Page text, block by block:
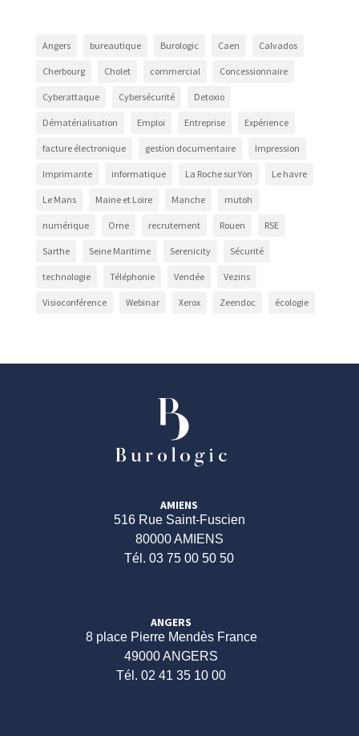
Angers bureautique Burologic Caen Calvados
Cherbourg Cholet commercial Concessionnaire
Cyberattaque Cybersécurité Detoxio
Dématérialisation Emploi Entreprise Expérience
facture électronique gestion documentaire Impression
Imprimante informatique La Roche sur Yon Le havre
Le Mans Maine et Loire Manche mutoh
numérique Orne recrutement Rouen RSE
Sarthe Seine Maritime Serenicity Sécurité
technologie Téléphonie Vendée Vezins
Visioconférence Webinar Xerox Zeendoc écologie
AMIENS
516 Rue Saint-Fuscien
80000 AMIENS
Tél. 03 75 00 50 50
ANGERS
8 place Pierre Mendès France
49000 ANGERS
Tél. 02 41 35 10 00